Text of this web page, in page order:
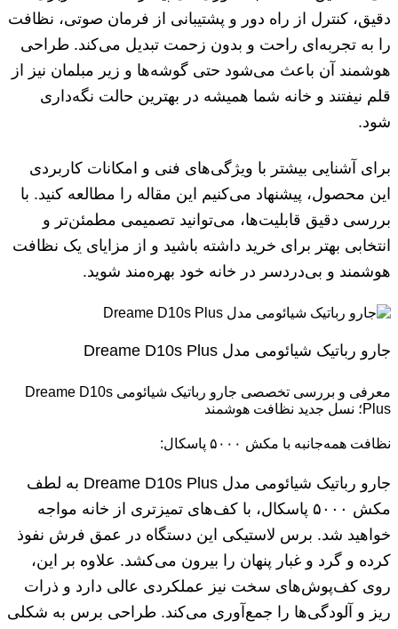
دقیق، کنترل از راه دور و پشتیبانی از فرمان صوتی، نظافت
را به تجربه‌ای راحت و بدون زحمت تبدیل می‌کند. طراحی
هوشمند آن باعث می‌شود حتی گوشه‌ها و زیر مبلمان نیز از
قلم نیفتند و خانه شما همیشه در بهترین حالت نگه‌داری
شود.
برای آشنایی بیشتر با ویژگی‌های فنی و امکانات کاربردی
این محصول، پیشنهاد می‌کنیم این مقاله را مطالعه کنید. با
بررسی دقیق قابلیت‌ها، می‌توانید تصمیمی مطمئن‌تر و
انتخابی بهتر برای خرید داشته باشید و از مزایای یک نظافت
هوشمند و بی‌دردسر در خانه خود بهره‌مند شوید.
جارو رباتیک شیائومی مدل Dreame D10s Plus
معرفی و بررسی تخصصی جارو رباتیک شیائومی Dreame D10s
Plus؛ نسل جدید نظافت هوشمند
نظافت همه‌جانبه با مکش ۵۰۰۰ پاسکال:
جارو رباتیک شیائومی مدل Dreame D10s Plus به لطف
مکش ۵۰۰۰ پاسکال، با کف‌های تمیزتری از خانه مواجه
خواهید شد. برس لاستیکی این دستگاه در عمق فرش نفوذ
کرده و گرد و غبار پنهان را بیرون می‌کشد. علاوه بر این،
روی کف‌پوش‌های سخت نیز عملکردی عالی دارد و ذرات
ریز و آلودگی‌ها را جمع‌آوری می‌کند. طراحی برس به شکلی